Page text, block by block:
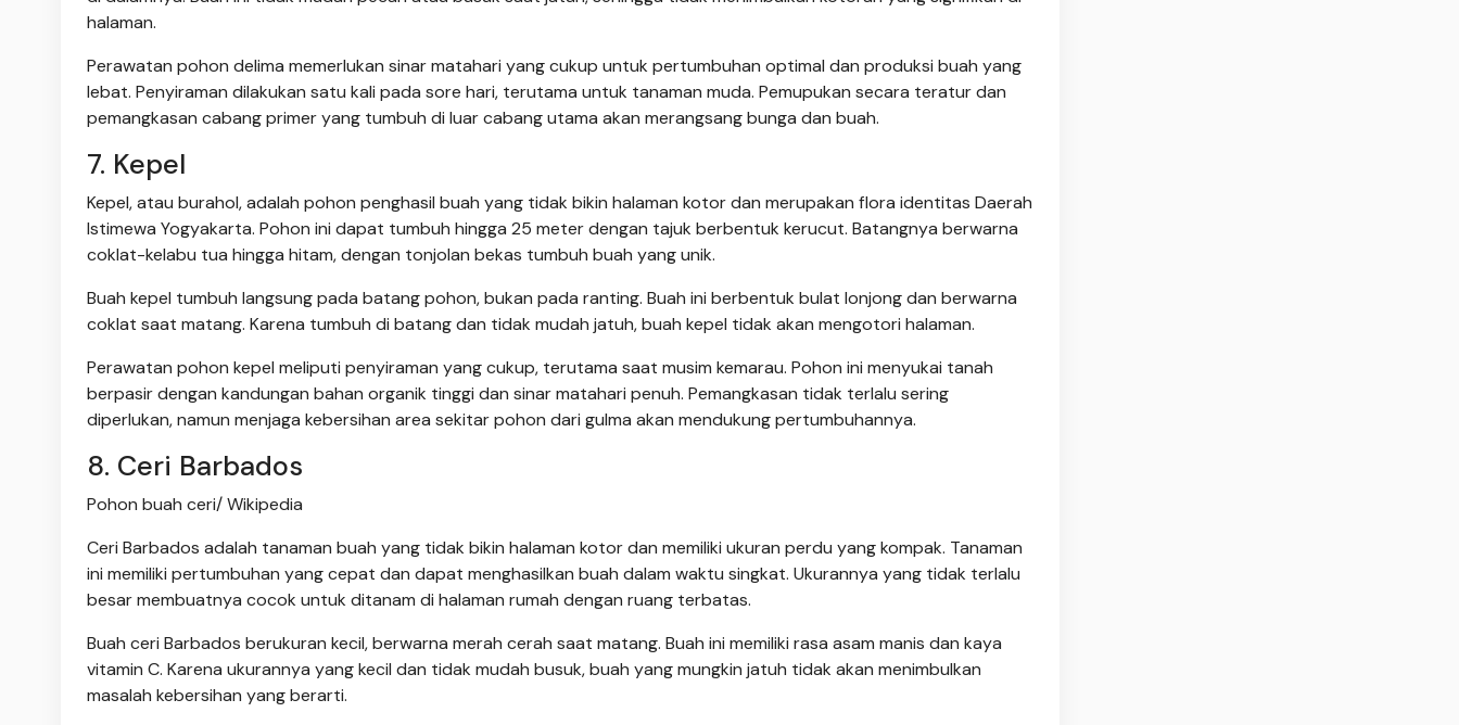
halaman.
Perawatan pohon delima memerlukan sinar matahari yang cukup untuk pertumbuhan optimal dan produksi buah yang
lebat. Penyiraman dilakukan satu kali pada sore hari, terutama untuk tanaman muda. Pemupukan secara teratur dan
pemangkasan cabang primer yang tumbuh di luar cabang utama akan merangsang bunga dan buah.
7. Kepel
Kepel, atau burahol, adalah pohon penghasil buah yang tidak bikin halaman kotor dan merupakan flora identitas Daerah
Istimewa Yogyakarta. Pohon ini dapat tumbuh hingga 25 meter dengan tajuk berbentuk kerucut. Batangnya berwarna
coklat-kelabu tua hingga hitam, dengan tonjolan bekas tumbuh buah yang unik.
Buah kepel tumbuh langsung pada batang pohon, bukan pada ranting. Buah ini berbentuk bulat lonjong dan berwarna
coklat saat matang. Karena tumbuh di batang dan tidak mudah jatuh, buah kepel tidak akan mengotori halaman.
Perawatan pohon kepel meliputi penyiraman yang cukup, terutama saat musim kemarau. Pohon ini menyukai tanah
berpasir dengan kandungan bahan organik tinggi dan sinar matahari penuh. Pemangkasan tidak terlalu sering
diperlukan, namun menjaga kebersihan area sekitar pohon dari gulma akan mendukung pertumbuhannya.
8. Ceri Barbados
Pohon buah ceri/ Wikipedia
Ceri Barbados adalah tanaman buah yang tidak bikin halaman kotor dan memiliki ukuran perdu yang kompak. Tanaman
ini memiliki pertumbuhan yang cepat dan dapat menghasilkan buah dalam waktu singkat. Ukurannya yang tidak terlalu
besar membuatnya cocok untuk ditanam di halaman rumah dengan ruang terbatas.
Buah ceri Barbados berukuran kecil, berwarna merah cerah saat matang. Buah ini memiliki rasa asam manis dan kaya
vitamin C. Karena ukurannya yang kecil dan tidak mudah busuk, buah yang mungkin jatuh tidak akan menimbulkan
masalah kebersihan yang berarti.